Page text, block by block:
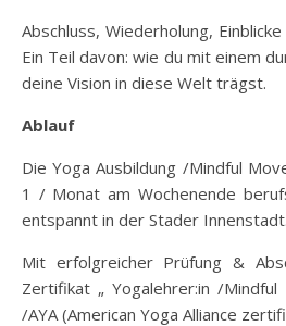
Abschluss, Wiederholung,
Ein Teil davon: wie du mit einem
deine Vision in diese Welt trägst.
Ablauf
Die Yoga Ausbildung /Mindful
1 / Monat am Wochenende
entspannt in der Stader Innenstadt.
Mit erfolgreicher Prüfung &
Zertifikat „ Yogalehrer:in /
/AYA (American Yoga Alliance